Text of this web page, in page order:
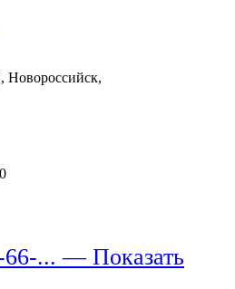
Новороссийск,
66-... — Показать